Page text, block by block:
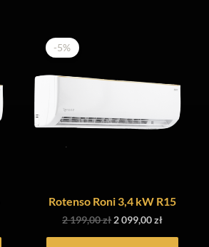
-5%
Rotenso Roni 3,4 kW R15
2 199,00zł 2 099,00zł